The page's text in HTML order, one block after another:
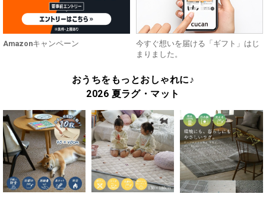
Amazonキャンペーン
今すぐ想いを届ける「ギフト」はじ
まりました。
おうちをもっとおしゃれに♪
2026 夏ラグ・マット